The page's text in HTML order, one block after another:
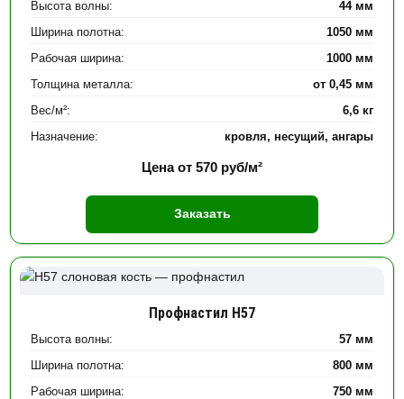
Высота волны:
44 мм
Ширина полотна:
1050 мм
Рабочая ширина:
1000 мм
Толщина металла:
от 0,45 мм
Вес/м²:
6,6 кг
Назначение:
кровля, несущий, ангары
Цена от 570 руб/м²
Заказать
Профнастил Н57
Высота волны:
57 мм
Ширина полотна:
800 мм
Рабочая ширина:
750 мм